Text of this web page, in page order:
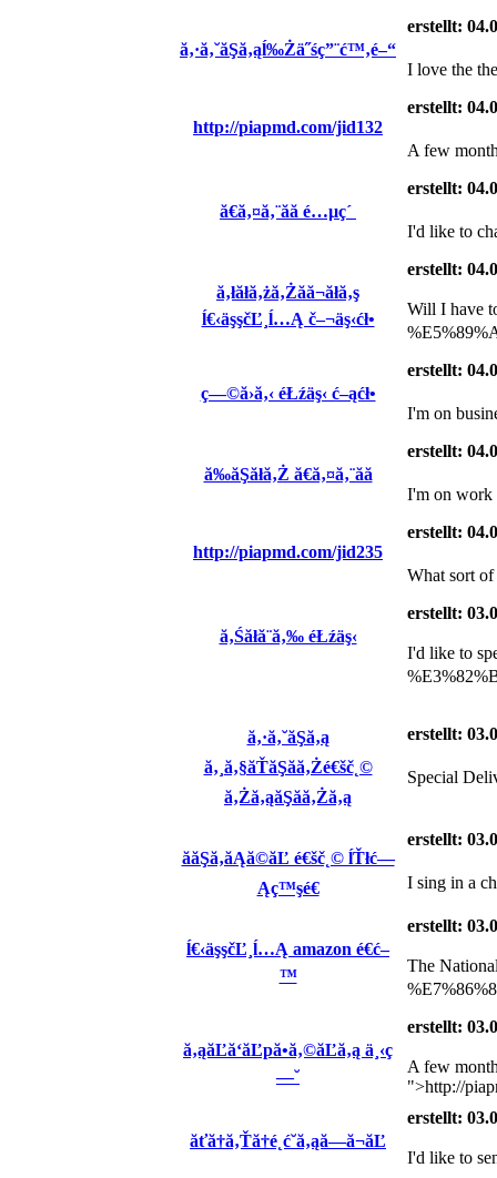
ă‚·ă‚˘ăŞă‚ąĺ‰Żä˝śç”¨ć™‚é–“
erstellt:
I love the
http://piapmd.com/jid132
erstellt:
A few
ă€ă‚¤ă‚¨ăă é…µç´
erstellt:
I'd like to
ă‚łăłă‚żă‚Żăă¬ăłă‚ş
ĺ€‹äşşčĽ¸ĺ…Ą č–¬äş‹ćł•
erstellt:
Will I have
ç—©ă›ă‚‹ éŁźäş‹ ć–ąćł•
erstellt:
I'm on
ă‰ăŞăłă‚Ż ă€ă‚¤ă‚¨ăă
erstellt:
I'm on work
http://piapmd.com/jid235
erstellt:
What sort of
ă‚Śăłă¨ă‚‰ éŁźäş‹
erstellt:
I'd like to
ă‚·ă‚˘ăŞă‚ą
ă‚¸ă‚§ăŤăŞăă‚Żé€šč˛©
ă‚Żă‚ąăŞăă‚Żă‚ą
erstellt:
Special
ăăŞă‚­ăĄă©ăĽ é€šč˛© ĺŤłć—
Ąç™şé€
erstellt:
I sing in a
ĺ€‹äşşčĽ¸ĺ…Ą amazon é€ć–
™
erstellt:
The
ă‚ąăĽă‘ăĽpă•ă‚©ăĽă‚ą ä¸‹ç
—˘
erstellt:
A few
">http://
ăťă†ă‚Ťă†é˛ć­˘ă‚ąă—ă¬ăĽ
erstellt:
I'd like to